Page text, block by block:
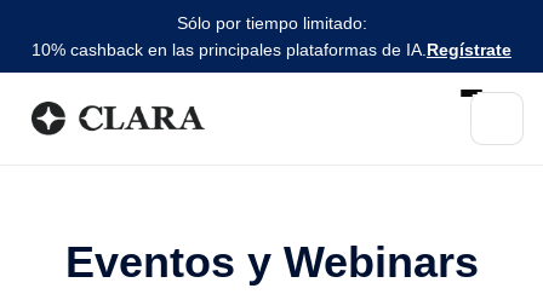
Sólo por tiempo limitado:
10% cashback en las principales plataformas de IA. Regístrate
Eventos y Webinars